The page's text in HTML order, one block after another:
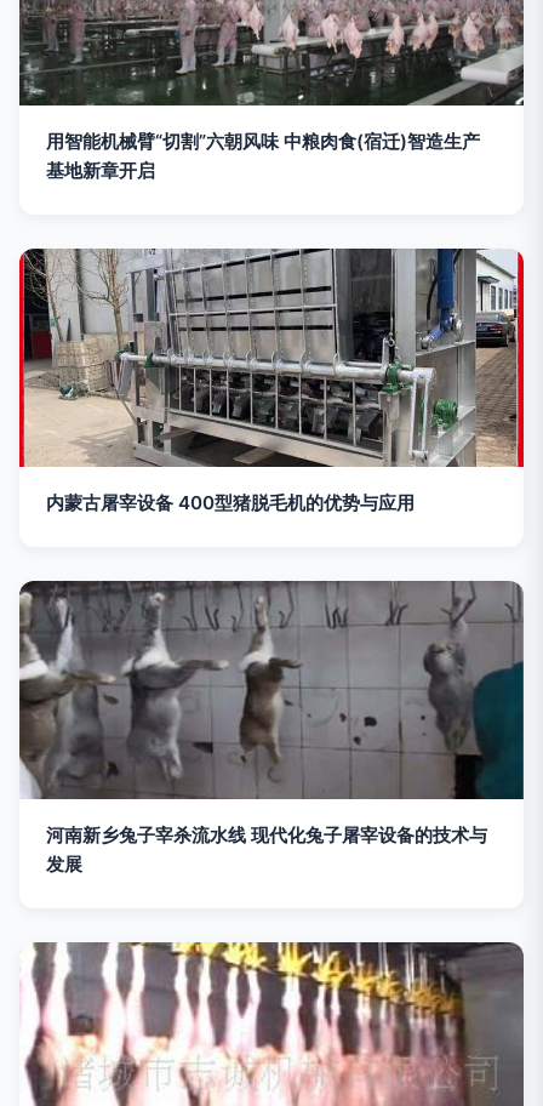
用智能机械臂“切割”六朝风味 中粮肉食(宿迁)智造生产
基地新章开启
内蒙古屠宰设备 400型猪脱毛机的优势与应用
河南新乡兔子宰杀流水线 现代化兔子屠宰设备的技术与
发展